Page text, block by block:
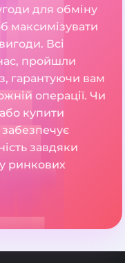
для обміну
максимізувати
Всі
пройшли
гарантуючи вам
операції. Чи
купити
завдяки
ринкових